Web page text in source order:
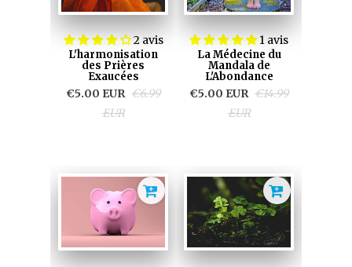
2 avis
L'harmonisation
des Prières
Exaucées
€5.00 EUR €6.99
EUR
1 avis
La Médecine du
Mandala de
L'Abondance
€5.00 EUR €14.99
EUR